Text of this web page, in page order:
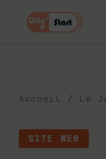
Accueil / Le
SITE WEB